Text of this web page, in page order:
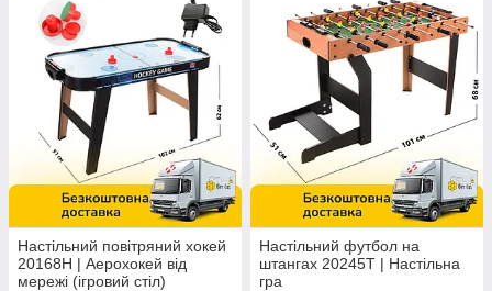
Настільний повітряний хокей
20168H | Аерохокей від
мережі (ігровий стіл)
Настільний футбол на
штангах 20245T | Настільна
гра